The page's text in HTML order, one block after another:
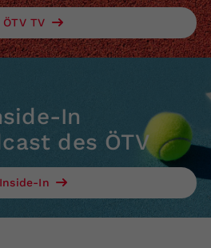
ÖTV TV
In
des ÖTV
Inside-In